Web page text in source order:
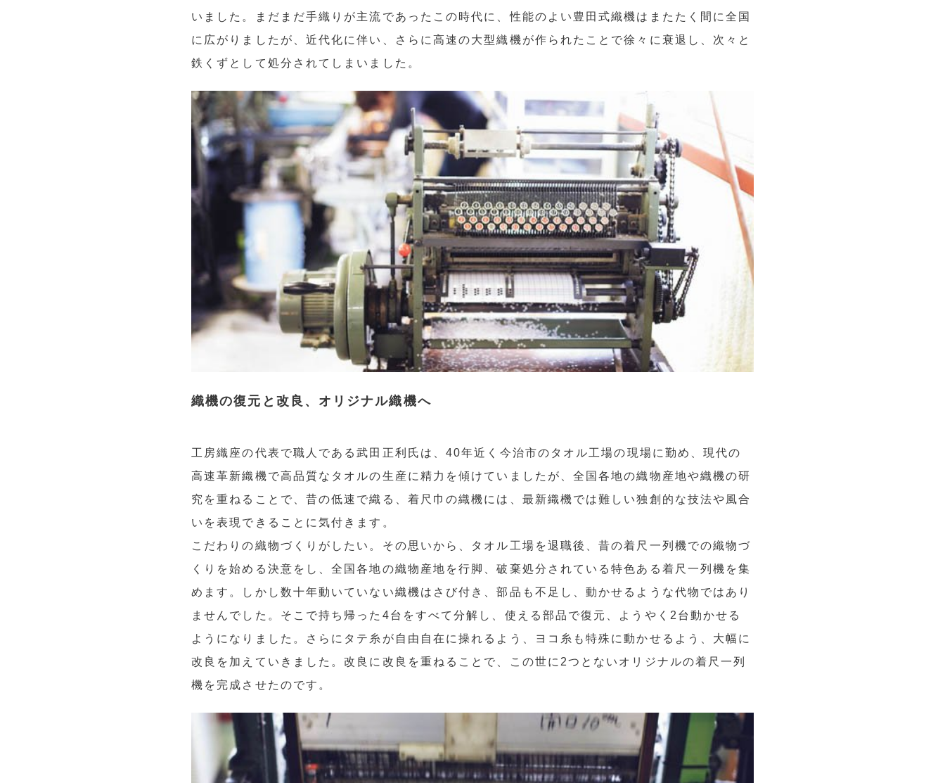
いました。まだまだ手織りが主流であったこの時代に、性能のよい豊田式織機はまたたく間に全国
に広がりましたが、近代化に伴い、さらに高速の大型織機が作られたことで徐々に衰退し、次々と
鉄くずとして処分されてしまいました。
織機の復元と改良、オリジナル織機へ
工房織座の代表で職人である武田正利氏は、40年近く今治市のタオル工場の現場に勤め、現代の
高速革新織機で高品質なタオルの生産に精力を傾けていましたが、全国各地の織物産地や織機の研
究を重ねることで、昔の低速で織る、着尺巾の織機には、最新織機では難しい独創的な技法や風合
いを表現できることに気付きます。
こだわりの織物づくりがしたい。その思いから、タオル工場を退職後、昔の着尺一列機での織物づ
くりを始める決意をし、全国各地の織物産地を行脚、破棄処分されている特色ある着尺一列機を集
めます。しかし数十年動いていない織機はさび付き、部品も不足し、動かせるような代物ではあり
ませんでした。そこで持ち帰った4台をすべて分解し、使える部品で復元、ようやく2台動かせる
ようになりました。さらにタテ糸が自由自在に操れるよう、ヨコ糸も特殊に動かせるよう、大幅に
改良を加えていきました。改良に改良を重ねることで、この世に2つとないオリジナルの着尺一列
機を完成させたのです。